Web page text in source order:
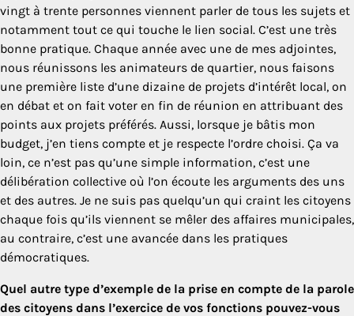
vingt à trente personnes viennent parler de tous les sujets et
notamment tout ce qui touche le lien social. C’est une très
bonne pratique. Chaque année avec une de mes adjointes,
nous réunissons les animateurs de quartier, nous faisons
une première liste d’une dizaine de projets d’intérêt local, on
en débat et on fait voter en fin de réunion en attribuant des
points aux projets préférés. Aussi, lorsque je bâtis mon
budget, j’en tiens compte et je respecte l’ordre choisi. Ça va
loin, ce n’est pas qu’une simple information, c’est une
délibération collective où l’on écoute les arguments des uns
et des autres. Je ne suis pas quelqu’un qui craint les citoyens
chaque fois qu’ils viennent se mêler des affaires municipales,
au contraire, c’est une avancée dans les pratiques
démocratiques.
Quel autre type d’exemple de la prise en compte de la parole
des citoyens dans l’exercice de vos fonctions pouvez-vous